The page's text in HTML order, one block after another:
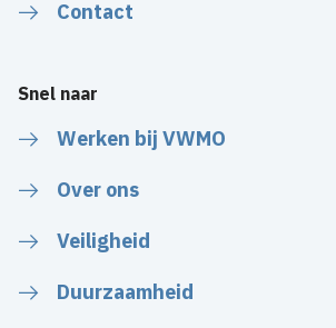
Contact
Snel naar
Werken bij VWMO
Over ons
Veiligheid
Duurzaamheid